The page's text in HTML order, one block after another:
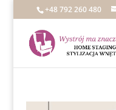
+48 792 260 480